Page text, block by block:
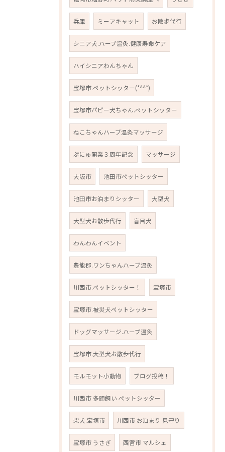
兵庫 ミーアキャット お散歩代行
シニア犬.ハーブ温灸.健康寿命ケア
ハイシニアわんちゃん
宝塚市.ペットシッター(*^^*)
宝塚市パピー犬ちゃん.ペットシッター
ねこちゃんハーブ温灸マッサージ
ぷにゅ開業３周年記念 マッサージ
大阪市 池田市ペットシッター
池田市お泊まりシッター 大型犬
大型犬お散歩代行 盲目犬
わんわんイベント
豊能郡.ワンちゃんハーブ温灸
川西市.ペットシッター！ 宝塚市
宝塚市.被災犬ペットシッター
ドッグマッサージ.ハーブ温灸
宝塚市.大型犬お散歩代行
モルモット小動物 ブログ投稿！
川西市 多頭飼い ペットシッター
柴犬.宝塚市 川西市 お泊まり 見守り
宝塚市 うさぎ 西宮市 マルシェ